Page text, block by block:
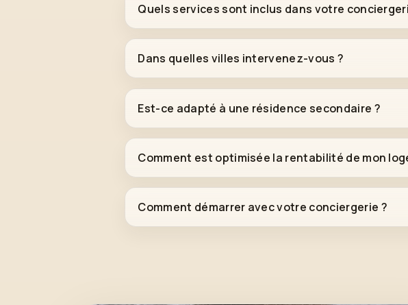
Quels services sont inclus dans votre
Dans quelles villes intervenez-vous ?
Est-ce adapté à une résidence secondaire ?
Comment est optimisée la rentabilité de mon
Comment démarrer avec votre conciergerie ?